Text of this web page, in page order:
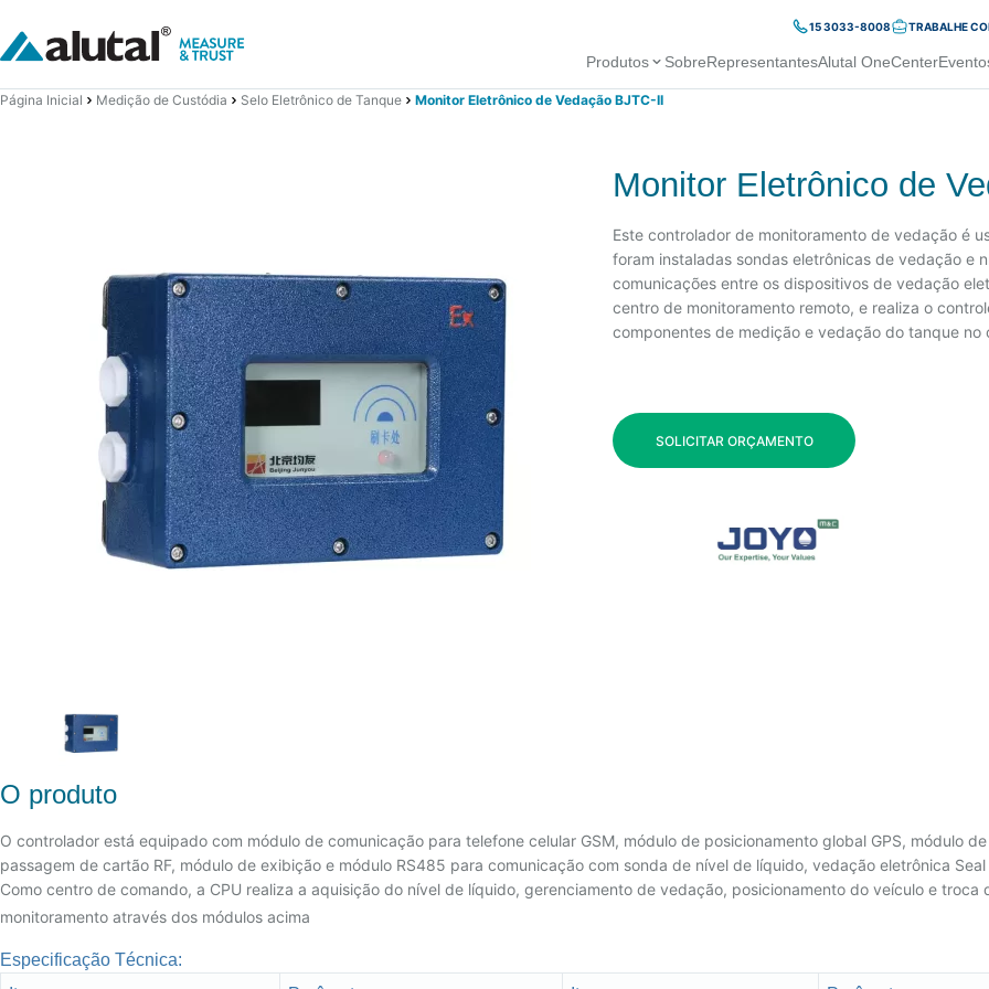
15 3033-8008 TRABALHE
Produtos SobreRepresentantesAlutal OneCenter
Página Inicial Medição de Custódia Selo Eletrônico de Tanque Monitor Eletrônico de Vedação BJTC-II
Monitor Eletrônico de
Este controlador de monitoramento de vedação é
foram instaladas sondas eletrônicas de vedação e
comunicações entre os dispositivos de vedação
centro de monitoramento remoto, e realiza o
componentes de medição e vedação do tanque no
SOLICITAR ORÇAMENTO
O produto
O controlador está equipado com módulo de comunicação para telefone celular GSM, módulo de posicionamento global GPS, módulo de
passagem de cartão RF, módulo de exibição e módulo RS485 para comunicação com sonda de nível de líquido, vedação eletrônica Seal
Como centro de comando, a CPU realiza a aquisição do nível de líquido, gerenciamento de vedação, posicionamento do veículo e troca
monitoramento através dos módulos acima
Especificação Técnica: